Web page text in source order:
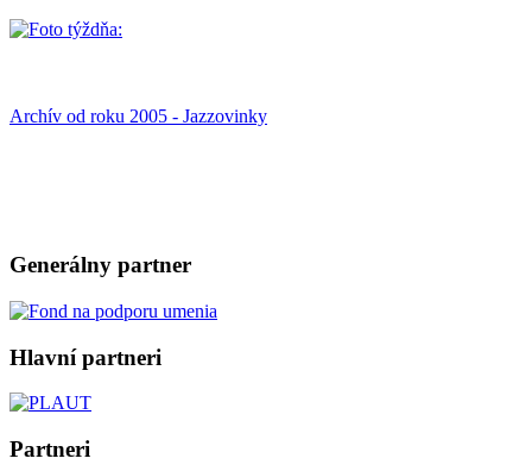
Archív od roku 2005 - Jazzovinky
Generálny partner
Hlavní partneri
Partneri